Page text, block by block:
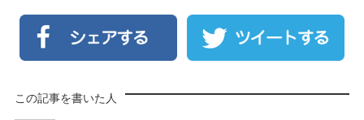
この記事を書いた人